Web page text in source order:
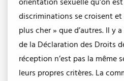
discriminations se croisent
plus cher » que d’autres. Il y
de la Déclaration des Droits
réception n’est pas la même
leurs propres critères. La